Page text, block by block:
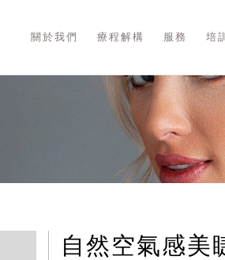
關於我們 療程解構 服務 培
自然空氣感美